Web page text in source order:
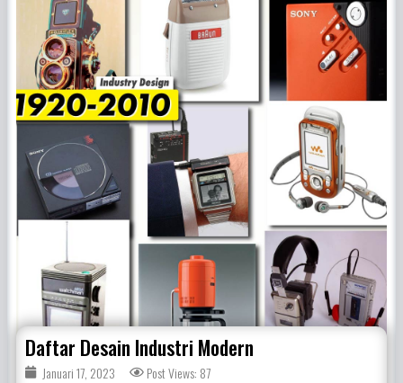
Daftar Desain Industri Modern
Januari 17, 2023 Post Views: 87